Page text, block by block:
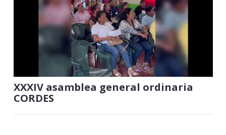
XXXIV asamblea general ordinaria
CORDES